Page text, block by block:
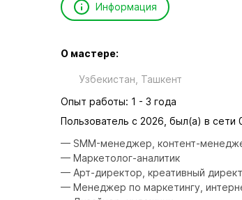
Информация
О мастере:
Узбекистан, Ташкент
Опыт работы: 1 - 3 года
Пользователь с 2026, был(а) в сети
— SMM-менеджер, контент-
— Маркетолог-аналитик
— Арт-директор, креативный
— Менеджер по маркетингу,